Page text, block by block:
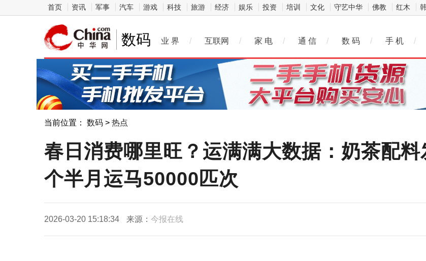
首页 资讯 军事 汽车 游戏 科技 旅游 经济 娱乐 投资 培训 文化 守艺中华 佛教 红木
数码 业 界 / 互联网 / 家 电 / 通 信 / 数 码 / 手 机 /
当前位置： 数码 > 热点
春日消费哪里旺？运满满大数据：奶茶配
个半月运马50000匹次
2026-03-20 15:18:34 来源： 今报在线